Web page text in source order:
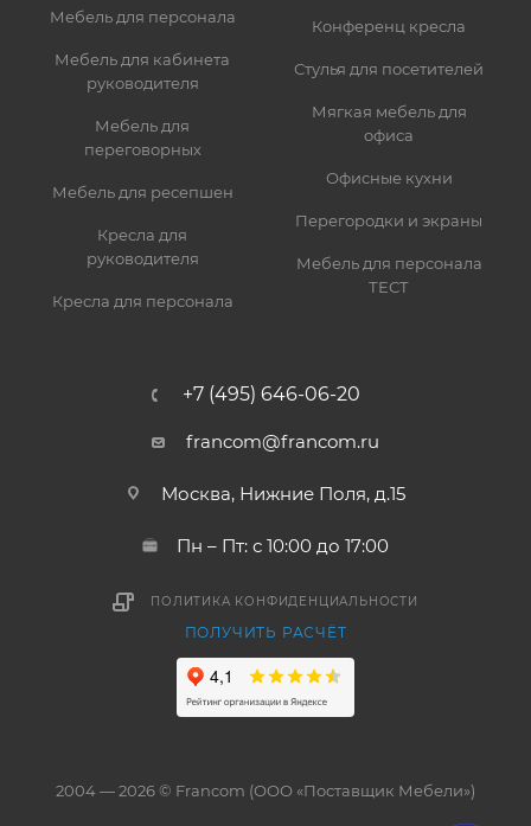
Мебель для персонала
Мебель для кабинета
руководителя
Мебель для
переговорных
Мебель для ресепшен
Кресла для
руководителя
Кресла для персонала
Конференц кресла
Стулья для посетителей
Мягкая мебель для
офиса
Офисные кухни
Перегородки и экраны
Мебель для персонала
ТЕСТ
+7 (495) 646-06-20
francom@francom.ru
Москва, Нижние Поля, д.15
Пн – Пт: с 10:00 до 17:00
ПОЛИТИКА КОНФИДЕНЦИАЛЬНОСТИ
ПОЛУЧИТЬ РАСЧЁТ
2004 — 2026 © Francom (ООО «Поставщик Мебели»)